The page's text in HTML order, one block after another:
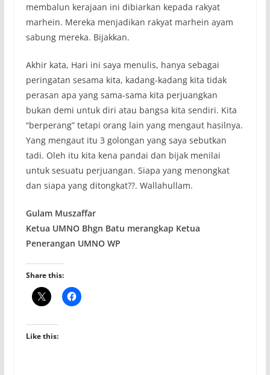
membalun kerajaan ini dibiarkan kepada rakyat
marhein. Mereka menjadikan rakyat marhein ayam
sabung mereka. Bijakkan.
Akhir kata, Hari ini saya menulis, hanya sebagai
peringatan sesama kita, kadang-kadang kita tidak
perasan apa yang sama-sama kita perjuangkan
bukan demi untuk diri atau bangsa kita sendiri. Kita
“berperang” tetapi orang lain yang mengaut hasilnya.
Yang mengaut itu 3 golongan yang saya sebutkan
tadi. Oleh itu kita kena pandai dan bijak menilai
untuk sesuatu perjuangan. Siapa yang menongkat
dan siapa yang ditongkat??. Wallahullam.
Gulam Muszaffar
Ketua UMNO Bhgn Batu merangkap Ketua
Penerangan UMNO WP
Share this:
Like this: